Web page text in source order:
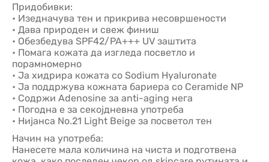
Придобивки:
• Изедначува тен и прикрива несовршености
• Дава природен и свеж финиш
• Обезбедува SPF42/PA+++ UV заштита
• Помага кожата да изгледа посветло и
порамномерно
• Ја хидрира кожата со Sodium Hyaluronate
• Ја поддржува кожната бариера со Ceramide NP
• Содржи Adenosine за anti-aging нега
• Погодна е за секојдневна употреба
• Нијанса No.21 Light Beige за посветол тен
Начин на употреба:
Нанесете мала количина на чиста и подготвена